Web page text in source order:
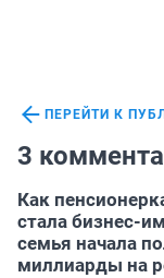
ПЕРЕЙТИ К
3
Как
стала бизнес-
семья начала
миллиарды на